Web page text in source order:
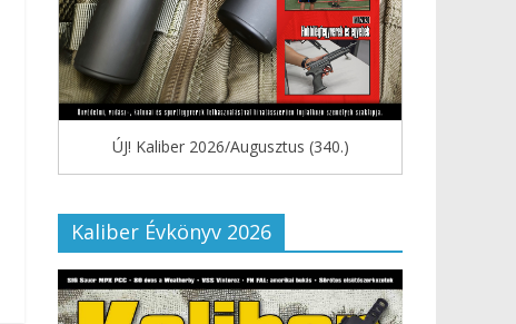
ÚJ! Kaliber 2026/Augusztus (340.)
Kaliber Évkönyv 2026